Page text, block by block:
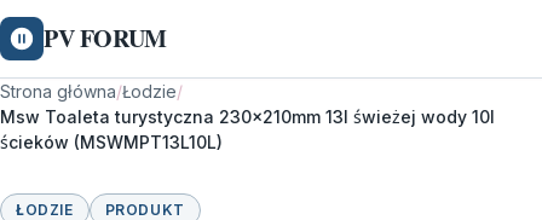
PV FORUM
Strona główna/Łodzie/
Msw Toaleta turystyczna 230x210mm 13l świeżej wody 10l
ścieków (MSWMPT13L10L)
ŁODZIE PRODUKT